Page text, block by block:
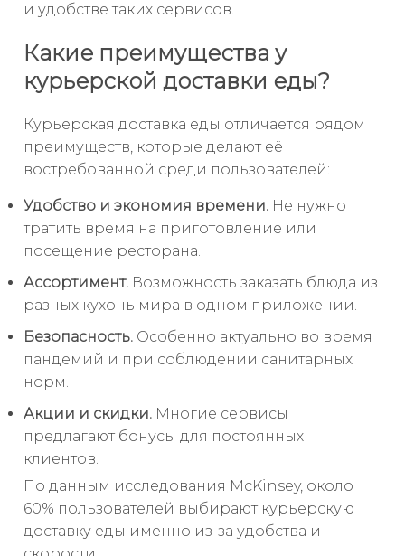
и удобстве таких сервисов.
Какие преимущества у
курьерской доставки еды?
Курьерская доставка еды отличается рядом
преимуществ, которые делают её
востребованной среди пользователей:
Удобство и экономия времени. Не нужно
тратить время на приготовление или
посещение ресторана.
Ассортимент. Возможность заказать блюда из
разных кухонь мира в одном приложении.
Безопасность. Особенно актуально во время
пандемий и при соблюдении санитарных
норм.
Акции и скидки. Многие сервисы
предлагают бонусы для постоянных
клиентов.
По данным исследования McKinsey, около
60% пользователей выбирают курьерскую
доставку еды именно из-за удобства и